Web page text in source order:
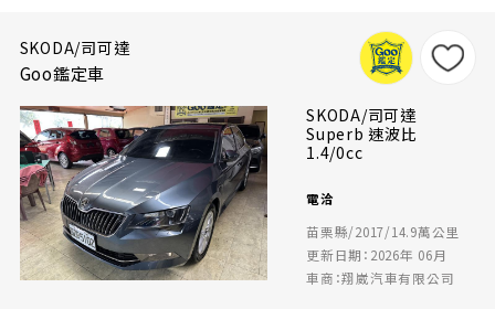
SKODA/司可達
Goo鑑定車
SKODA/司可達
Superb 速波比
1.4/0cc
電洽
苗栗縣/2017/14.9萬公里
更新日期：2026年 06月
車商：翔崴汽車有限公司